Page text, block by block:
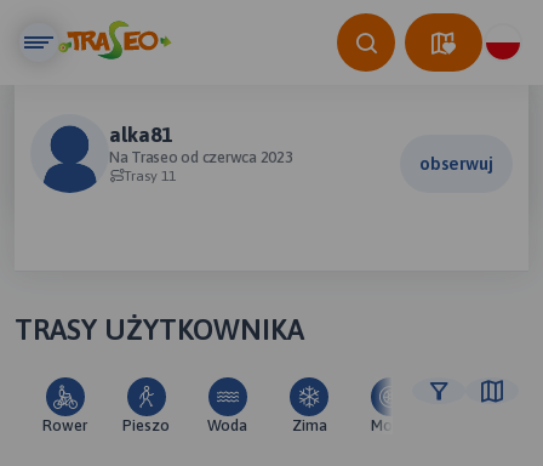
alka81
Na Traseo od czerwca 2023
Trasy 11
obserwuj
TRASY UŻYTKOWNIKA
Rower Pieszo Woda Zima Moto